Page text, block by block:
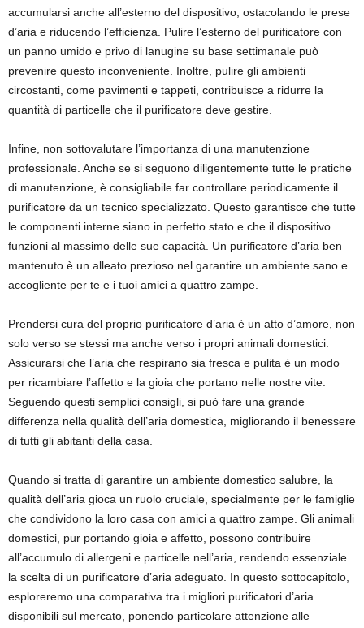
accumularsi anche all’esterno del dispositivo, ostacolando le prese
d’aria e riducendo l’efficienza. Pulire l’esterno del purificatore con
un panno umido e privo di lanugine su base settimanale può
prevenire questo inconveniente. Inoltre, pulire gli ambienti
circostanti, come pavimenti e tappeti, contribuisce a ridurre la
quantità di particelle che il purificatore deve gestire.
Infine, non sottovalutare l’importanza di una manutenzione
professionale. Anche se si seguono diligentemente tutte le pratiche
di manutenzione, è consigliabile far controllare periodicamente il
purificatore da un tecnico specializzato. Questo garantisce che tutte
le componenti interne siano in perfetto stato e che il dispositivo
funzioni al massimo delle sue capacità. Un purificatore d’aria ben
mantenuto è un alleato prezioso nel garantire un ambiente sano e
accogliente per te e i tuoi amici a quattro zampe.
Prendersi cura del proprio purificatore d’aria è un atto d’amore, non
solo verso se stessi ma anche verso i propri animali domestici.
Assicurarsi che l’aria che respirano sia fresca e pulita è un modo
per ricambiare l’affetto e la gioia che portano nelle nostre vite.
Seguendo questi semplici consigli, si può fare una grande
differenza nella qualità dell’aria domestica, migliorando il benessere
di tutti gli abitanti della casa.
Quando si tratta di garantire un ambiente domestico salubre, la
qualità dell’aria gioca un ruolo cruciale, specialmente per le famiglie
che condividono la loro casa con amici a quattro zampe. Gli animali
domestici, pur portando gioia e affetto, possono contribuire
all’accumulo di allergeni e particelle nell’aria, rendendo essenziale
la scelta di un purificatore d’aria adeguato. In questo sottocapitolo,
esploreremo una comparativa tra i migliori purificatori d’aria
disponibili sul mercato, ponendo particolare attenzione alle